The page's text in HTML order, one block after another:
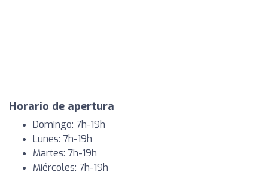
Horario de apertura
Domingo: 7h-19h
Lunes: 7h-19h
Martes: 7h-19h
Miércoles: 7h-19h